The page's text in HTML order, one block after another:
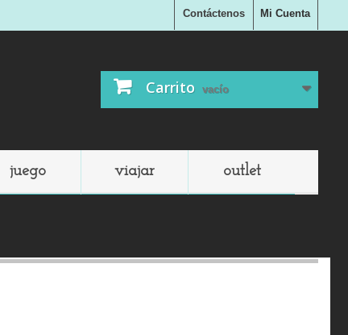
Mi Cuenta
Contáctenos
Carrito vacío
juego viajar outlet